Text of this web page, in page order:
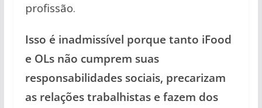
profissão.
Isso é inadmissível porque tanto iFood
e OLs não cumprem suas
responsabilidades sociais, precarizam
as relações trabalhistas e fazem dos